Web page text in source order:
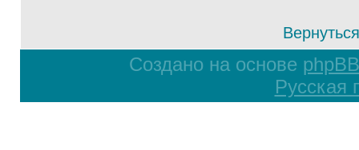
Создано на основе phpBB
Русская